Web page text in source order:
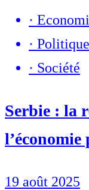
·
· Politique
· Société
Serbie : la
19 août 2025